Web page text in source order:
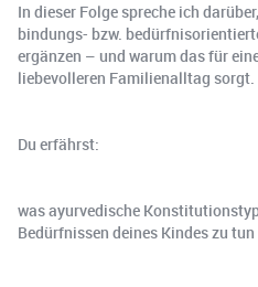
In dieser Folge spreche ich
bindungs- bzw.
ergänzen – und warum das für
liebevolleren Familienalltag sorgt.
Du erfährst:
was ayurvedische
Bedürfnissen deines Kindes zu tun